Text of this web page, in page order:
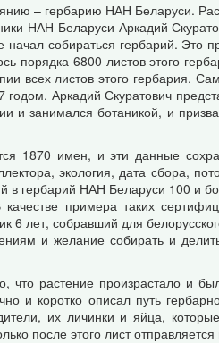
– гербарию НАН Беларуси.
НАН Беларуси Аркадий
собираться гербарий. Это
порядка 6800 листов этого
всех листов этого гербария.
Аркадий Скуратович
и занимался ботаникой, и
1870 имен, и эти данные
экология, дата сбора,
в гербарий НАН Беларуси 100 и
примера таких
6 лет, собравший для
и желание собирать и
что растение произрастало и
и коротко описал путь
их личинки и яйца,
после этого лист